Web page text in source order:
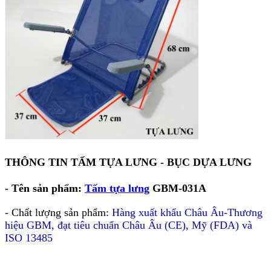
THÔNG TIN TẤM TỰA LƯNG - BỤC DỰA LƯNG
- Tên sản phẩm: Tấm tựa lưng GBM-031A
- Chất lượng sản phẩm: Hàng xuất khẩu Châu Âu-Thương
hiệu GBM, đạt tiêu chuẩn Châu Âu (CE), Mỹ (FDA) và
ISO 13485